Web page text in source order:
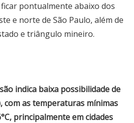
pontualmente abaixo dos
e norte de São Paulo, além de
e triângulo mineiro.
indica baixa possibilidade de
com as temperaturas mínimas
principalmente em cidades